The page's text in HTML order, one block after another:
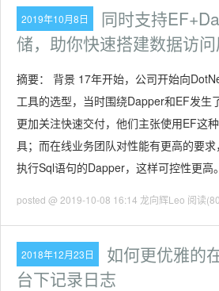
2019年10月8日
同时支持
储，助你快速搭建数据访
摘要： 背景 17年开始，公司开始向
工具的选型，当时围绕Dapper和EF发生
更加关注快速交付，他们主张使用EF这
具；而在线业务团队对性能有更高的要
执行Sql语句的Dapper，这样可控性更高
posted @ 2019-10-08 16:14 龙向辉Leo 阅读
2018年12月23日
如何更优雅的
台下记录日志